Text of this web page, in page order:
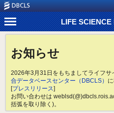
LIFE SCIENCE
お知らせ
2026年3月31日をもちましてライフサ
合データベースセンター（DBCLS）
[プレスリリース]
お問い合わせは
括弧を取り除く)。